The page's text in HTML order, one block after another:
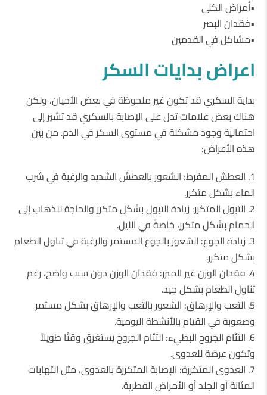
•أمراض الكلى
•فقدان البصر
•مشاكل في القدمين
اعراض بدايات السكر
بداية السكري قد تكون غير ملحوظة في بعض الأحيان، ولكن
هناك بعض علامات تدل على الإصابة بالسكري قد تشير إلى
احتمالية وجود مشكلة في مستوى السكر في الدم. من بين
هذه الأعراض:
1. العطش المفرط: الشعور بالعطش الشديد والرغبة في شرب
الماء بشكل متكرر.
2. التبول المتكرر: زيادة التبول بشكل متكرر والحاجة للذهاب إلى
الحمام بشكل متكرر، خاصةً في الليل.
3. زيادة الجوع: الشعور بالجوع المستمر والرغبة في تناول الطعام
بشكل متكرر.
4. فقدان الوزن غير المبرر: فقدان الوزن دون سبب واضح، رغم
تناول الطعام بشكل جيد.
5. التعب والإرهاق: الشعور بالتعب والإرهاق بشكل مستمر
وصعوبة في القيام بالأنشطة اليومية.
6. التئام الجروح البطيء: التئام الجروح يستغرق وقتًا طويلاً
وتكون عرضة للعدوى.
7. العدوى المتكررة: الإصابة المتكررة بالعدوى، مثل التهابات
المثانة أو الجلد أو الأمراض الفطرية.